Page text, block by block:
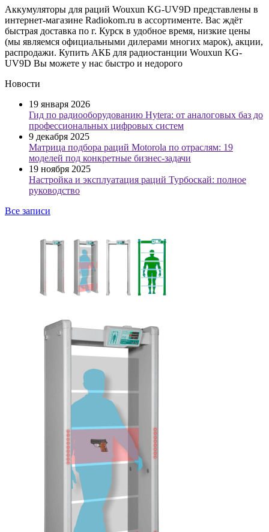
Аккумуляторы для раций Wouxun KG-UV9D представлены в
интернет-магазине Radiokom.ru в ассортименте. Вас ждёт
быстрая доставка по г. Курск в удобное время, низкие цены
(мы являемся официальными дилерами многих марок), акции,
распродажи. Купить АКБ для радиостанции Wouxun KG-
UV9D Вы можете у нас быстро и недорого
Новости
19 января 2026
Гид по радиооборудованию Hytera: от аналоговых баз до
профессиональных цифровых систем
9 декабря 2025
Матрица подбора раций Motorola по отраслям: 19
моделей под конкретные бизнес-задачи
19 ноября 2025
Настройка и эксплуатация раций Турбоскай: полное
руководство
Все записи